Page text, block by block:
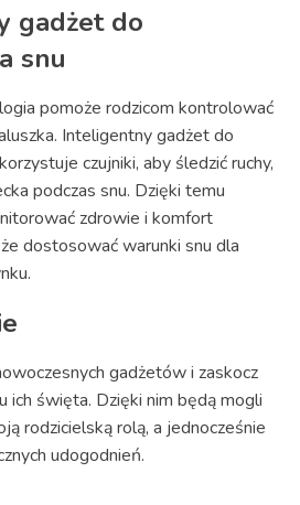
gadżet do
snu
pomoże rodzicom kontrolować
Inteligentny gadżet do
czujniki, aby śledzić ruchy,
podczas snu. Dzięki temu
zdrowie i komfort
dostosować warunki snu dla
gadżetów i zaskocz
ich święta. Dzięki nim będą mogli
rodzicielską rolą, a jednocześnie
udogodnień.